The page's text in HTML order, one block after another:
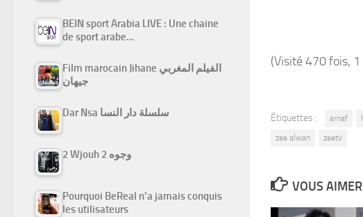
(Visité 470 fois,
Étiquettes : arnaf
zee alwan
zeetv
VOUS
BEIN sport Arabia LIVE : Une chaine
de sport arabe…
Film marocain Jihane الفيلم المغربي
جيهان
Dar Nsa سلسلة دار النسا
2 Wjouh 2 وجوه
Pourquoi BeReal n’a jamais conquis
les utilisateurs